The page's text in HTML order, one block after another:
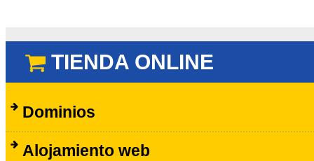
TIENDA ONLINE
Dominios
Alojamiento web